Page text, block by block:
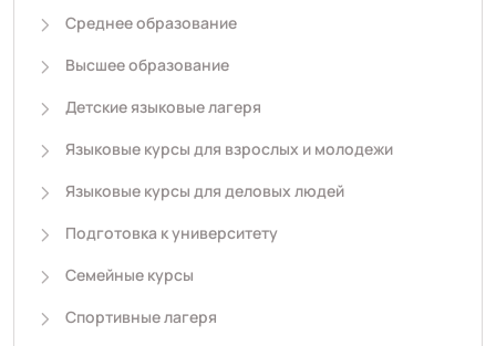
Среднее образование
Высшее образование
Детские языковые лагеря
Языковые курсы для взрослых и молодежи
Языковые курсы для деловых людей
Подготовка к университету
Семейные курсы
Спортивные лагеря